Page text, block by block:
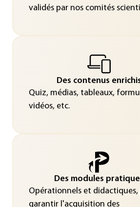
validés par nos comités
Des contenus
Quiz, médias, tableaux,
vidéos, etc.
Des modules
Opérationnels et
garantir l'acquisition des